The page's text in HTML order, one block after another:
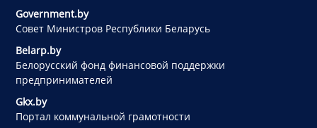
Government.by
Совет Министров Республики Беларусь
Belarp.by
Белорусский фонд финансовой поддержки
предпринимателей
Gkx.by
Портал коммунальной грамотности